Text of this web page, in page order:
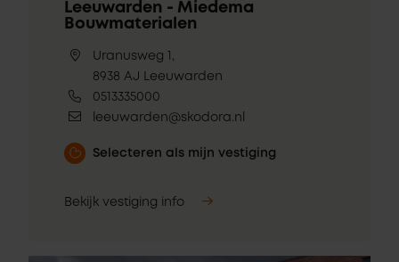
Leeuwarden - Miedema
Bouwmaterialen
Uranusweg 1,
8938 AJ Leeuwarden
0513335000
leeuwarden@skodora.nl
Selecteren als mijn vestiging
Bekijk vestiging info